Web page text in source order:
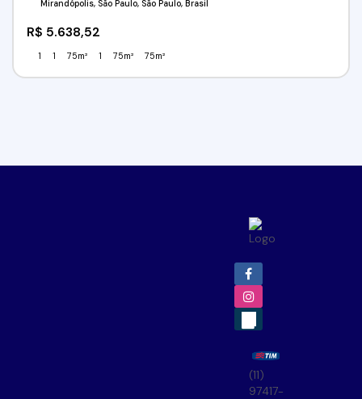
R$ 5.638,52
Mirandópolis, São Paulo, São Paulo, Brasil
1 1 75m² 1 75m² 75m²
(11)
97417-